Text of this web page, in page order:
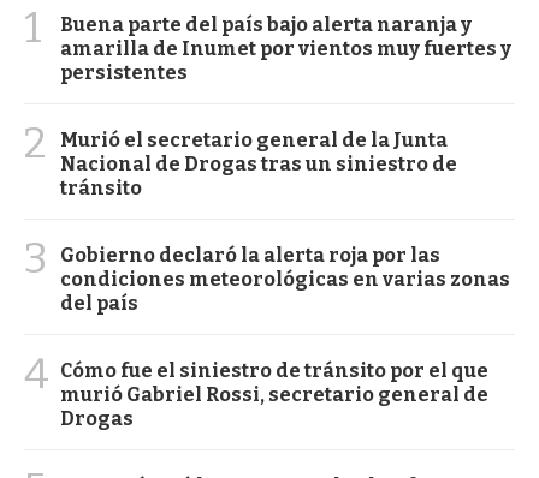
1
Buena parte del país bajo alerta naranja y
amarilla de Inumet por vientos muy fuertes y
persistentes
2
Murió el secretario general de la Junta
Nacional de Drogas tras un siniestro de
tránsito
3
Gobierno declaró la alerta roja por las
condiciones meteorológicas en varias zonas
del país
4 Cómo fue el siniestro de tránsito por el que
murió Gabriel Rossi, secretario general de
Drogas